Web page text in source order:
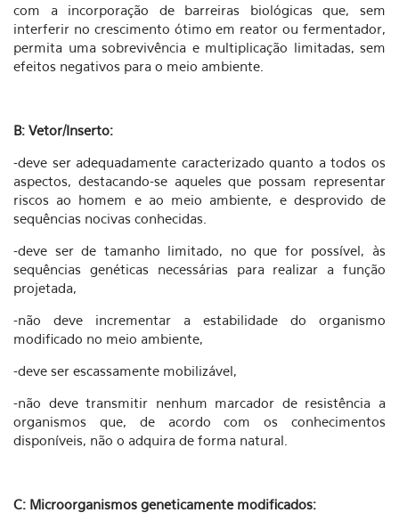
com a incorporação de barreiras biológicas que, sem
interferir no crescimento ótimo em reator ou fermentador,
permita uma sobrevivência e multiplicação limitadas, sem
efeitos negativos para o meio ambiente.
B: Vetor/Inserto:
-deve ser adequadamente caracterizado quanto a todos os
aspectos, destacando-se aqueles que possam representar
riscos ao homem e ao meio ambiente, e desprovido de
sequências nocivas conhecidas.
-deve ser de tamanho limitado, no que for possível, às
sequências genéticas necessárias para realizar a função
projetada,
-não deve incrementar a estabilidade do organismo
modificado no meio ambiente,
-deve ser escassamente mobilizável,
-não deve transmitir nenhum marcador de resistência a
organismos que, de acordo com os conhecimentos
disponíveis, não o adquira de forma natural.
C: Microorganismos geneticamente modificados: